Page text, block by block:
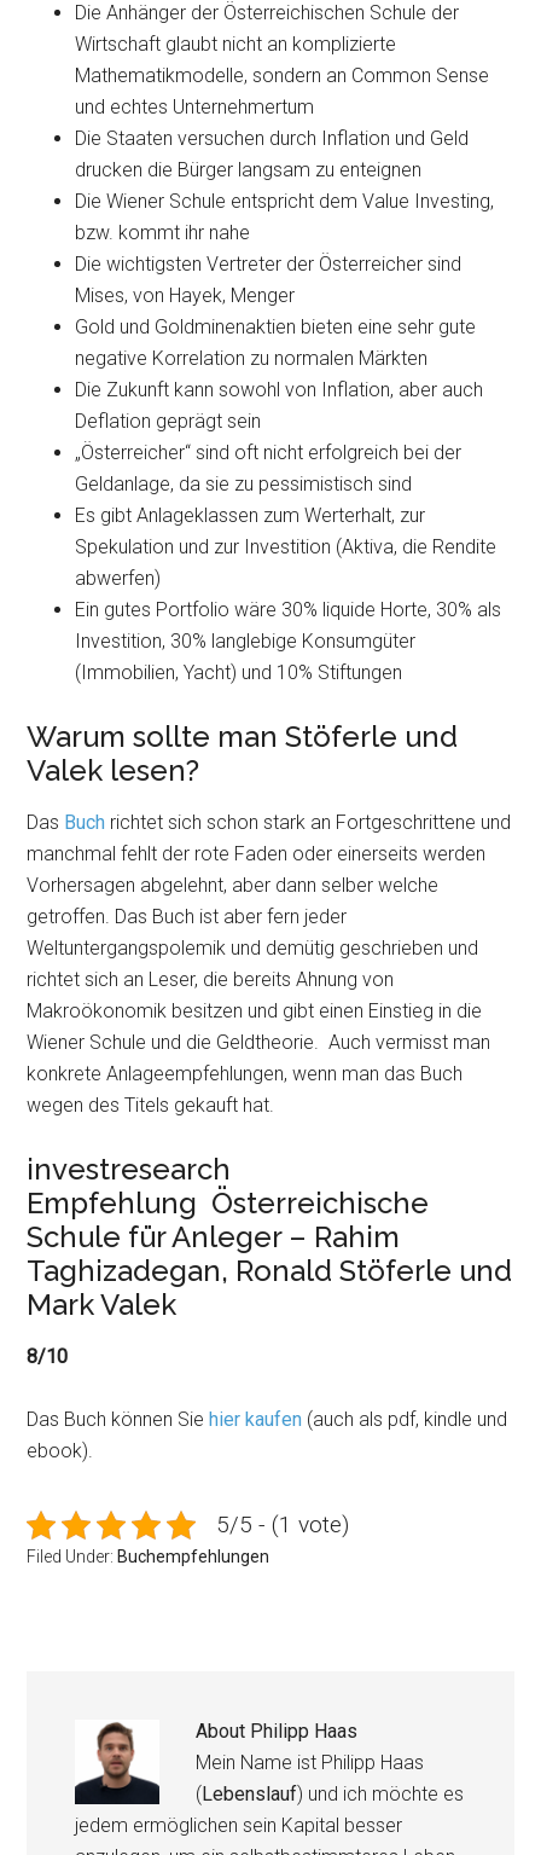
Die Anhänger der Österreichischen Schule der
Wirtschaft glaubt nicht an komplizierte
Mathematikmodelle, sondern an Common Sense
und echtes Unternehmertum
Die Staaten versuchen durch Inflation und Geld
drucken die Bürger langsam zu enteignen
Die Wiener Schule entspricht dem Value Investing,
bzw. kommt ihr nahe
Die wichtigsten Vertreter der Österreicher sind
Mises, von Hayek, Menger
Gold und Goldminenaktien bieten eine sehr gute
negative Korrelation zu normalen Märkten
Die Zukunft kann sowohl von Inflation, aber auch
Deflation geprägt sein
„Österreicher“ sind oft nicht erfolgreich bei der
Geldanlage, da sie zu pessimistisch sind
Es gibt Anlageklassen zum Werterhalt, zur
Spekulation und zur Investition (Aktiva, die Rendite
abwerfen)
Ein gutes Portfolio wäre 30% liquide Horte, 30% als
Investition, 30% langlebige Konsumgüter
(Immobilien, Yacht) und 10% Stiftungen
Warum sollte man Stöferle und
Valek lesen?
Das Buch richtet sich schon stark an Fortgeschrittene und
manchmal fehlt der rote Faden oder einerseits werden
Vorhersagen abgelehnt, aber dann selber welche
getroffen. Das Buch ist aber fern jeder
Weltuntergangspolemik und demütig geschrieben und
richtet sich an Leser, die bereits Ahnung von
Makroökonomik besitzen und gibt einen Einstieg in die
Wiener Schule und die Geldtheorie. Auch vermisst man
konkrete Anlageempfehlungen, wenn man das Buch
wegen des Titels gekauft hat.
investresearch
Empfehlung Österreichische
Schule für Anleger – Rahim
Taghizadegan, Ronald Stöferle und
Mark Valek
8/10
Das Buch können Siehier kaufen (auch als pdf, kindle und
ebook).
5/5 - (1 vote)
Filed Under: Buchempfehlungen
About Philipp Haas
Mein Name ist Philipp Haas
(Lebenslauf) und ich möchte es
jedem ermöglichen sein Kapital besser